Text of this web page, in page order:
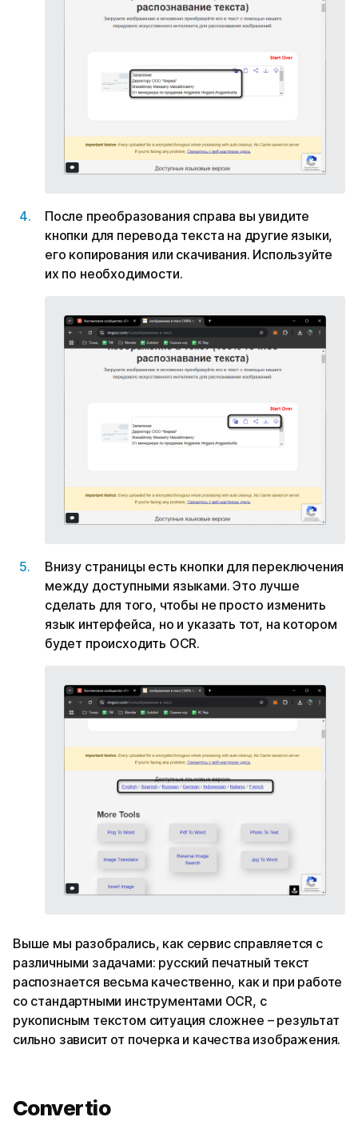
После преобразования справа вы увидите
кнопки для перевода текста на другие языки,
его копирования или скачивания. Используйте
их по необходимости.
Внизу страницы есть кнопки для переключения
между доступными языками. Это лучше
сделать для того, чтобы не просто изменить
язык интерфейса, но и указать тот, на котором
будет происходить OCR.
Выше мы разобрались, как сервис справляется с
различными задачами: русский печатный текст
распознается весьма качественно, как и при работе
со стандартными инструментами OCR, с
рукописным текстом ситуация сложнее – результат
сильно зависит от почерка и качества изображения.
Convertio